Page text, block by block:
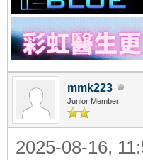
mmk223
Junior Member
2025-08-16,